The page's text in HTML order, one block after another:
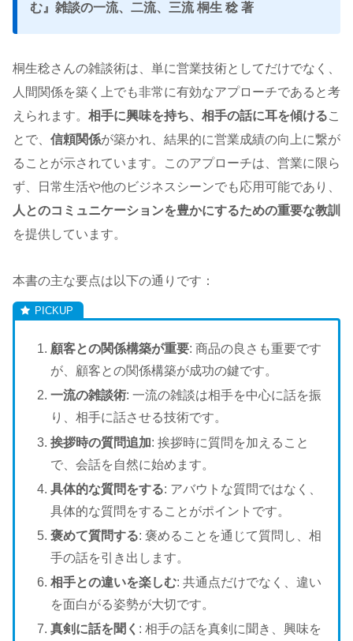
む』雑談の一流、二流、三流 桐生 稔 著
桐生稔さんの雑談術は、単に営業技術としてだけでなく、
人間関係を築く上でも非常に有効なアプローチであると考
えられます。 相手に興味を持ち、相手の話に耳を傾けるこ
とで、 信頼関係が築かれ、結果的に営業成績の向上に繋が
ることが示されています。このアプローチは、営業に限ら
ず、日常生活や他のビジネスシーンでも応用可能であり、
人とのコミュニケーションを豊かにするための重要な教訓
を提供しています。
本書の主な要点は以下の通りです：
顧客との関係構築が重要: 商品の良さも重要です
が、顧客との関係構築が成功の鍵です。
一流の雑談術: 一流の雑談は相手を中心に話を振
り、相手に話させる技術です。
挨拶時の質問追加: 挨拶時に質問を加えること
で、会話を自然に始めます。
具体的な質問をする: アバウトな質問ではなく、
具体的な質問をすることがポイントです。
褒めて質問する: 褒めることを通じて質問し、相
手の話を引き出します。
相手との違いを楽しむ: 共通点だけでなく、違い
を面白がる姿勢が大切です。
真剣に話を聞く : 相手の話を真剣に聞き、興味を